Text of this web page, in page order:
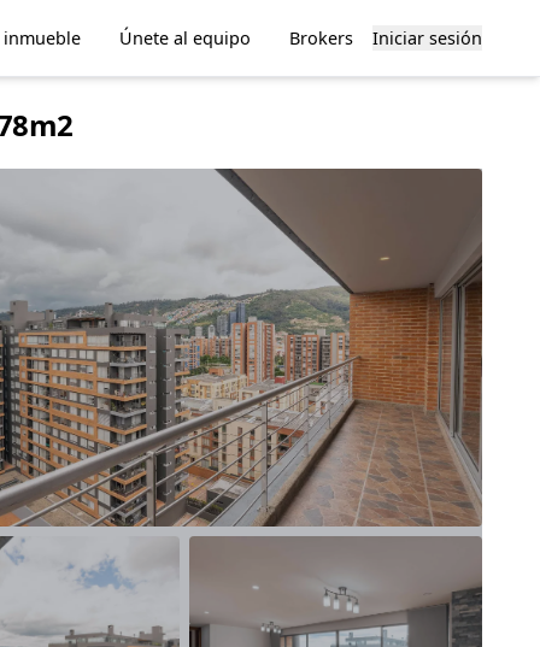
Únete al equipo Brokers Iniciar sesión